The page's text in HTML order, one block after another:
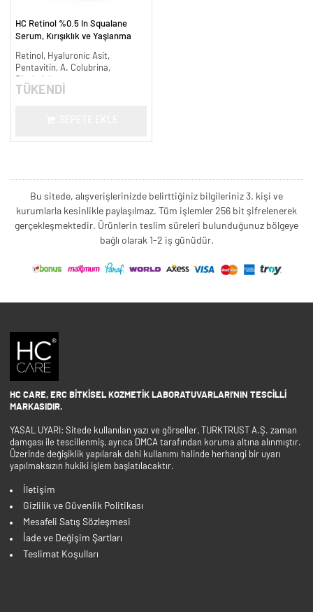
HC Retinol %0.5 In Squalane
Serum, Kırışıklık ve Yaşlanma
Retinol, Hyaluronic Asit,
Pentavitin, A. Colubrina,
Bisabolol
TÜKENDİ
Bu sitede, alışverişlerinizde belirttiğiniz bilgileriniz 3. kişi ve
kurumlarla kesinlikle paylaşılmaz. Tüm işlemler 256 bit şifrelenerek
gerçekleşmektedir. Ürünlerin teslim süreleri bulunduğunuz bölgeye
bağlı olarak 1-2 iş günüdür.
HC CARE, ERC BITKISEL KOZMETIK LABORATUVARLARI'NIN TESCILLI
MARKASIDIR.
YASAL UYARI: Sitede kullanılan yazı ve görseller, TURKTRUST A.Ş. zaman
damgası ile tescillenmiş, ayrıca DMCA tarafından koruma altına alınmıştır.
Üzerinde değişiklik yapılarak dahi kullanımı halinde herhangi bir uyarı
yapılmaksızın hukiki işlem başlatılacaktır.
İletişim
Gizlilik ve Güvenlik Politikası
Mesafeli Satış Sözleşmesi
İade ve Değişim Şartları
Teslimat Koşulları